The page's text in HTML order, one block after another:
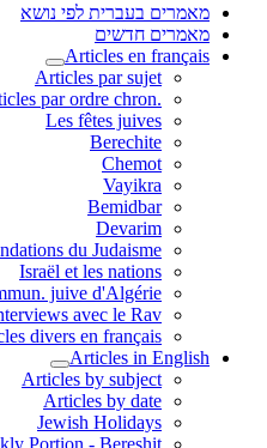
מאמרים בעברית לפי נושא
מאמרים חדשים
Articles en français
Articles par sujet
.Articles par ordre chron
Les fêtes juives
Berechite
Chemot
Vayikra
Bemidbar
Devarim
du Judaisme
Israël et les nations
juive d'Algérie
avec le Rav
divers en français
Articles in English
Articles by subject
Articles by date
Jewish Holidays
Portion - Bereshit